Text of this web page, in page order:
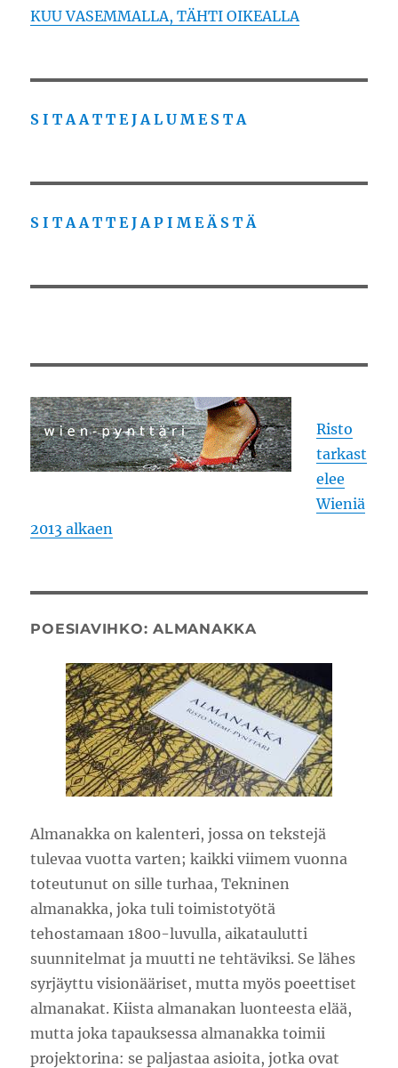
KUU VASEMMALLA, TÄHTI OIKEALLA
S I T A A T T E J A L U M E S T A
S I T A A T T E J A P I M E Ä S T Ä
Risto
tarkast
elee
Wieniä
2013 alkaen
POESIAVIHKO: ALMANAKKA
Almanakka on kalenteri, jossa on tekstejä
tulevaa vuotta varten; kaikki viimem vuonna
toteutunut on sille turhaa, Tekninen
almanakka, joka tuli toimistotyötä
tehostamaan 1800-luvulla, aikataulutti
suunnitelmat ja muutti ne tehtäviksi. Se lähes
syrjäyttu visionääriset, mutta myös poeettiset
almanakat. Kiista almanakan luonteesta elää,
mutta joka tapauksessa almanakka toimii
projektorina: se paljastaa asioita, jotka ovat